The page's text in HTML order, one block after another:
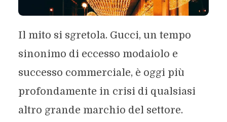
Il mito si sgretola. Gucci, un tempo
sinonimo di eccesso modaiolo e
successo commerciale, è oggi più
profondamente in crisi di qualsiasi
altro grande marchio del settore.